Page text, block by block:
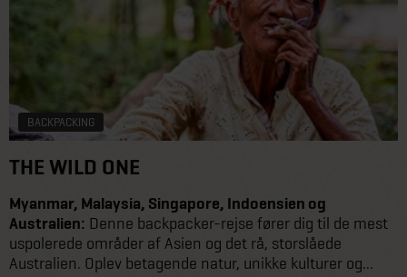
BACKPACKING
THE WILD ONE
Myanmar, Malaysia, Singapore, Indoensien og
Australien: Denne backpacker-rejse fører dig til de mest
uspolerede områder af Asien og det rå, storslåede
Australien. Oplev betagende natur, unikke kulturer og...